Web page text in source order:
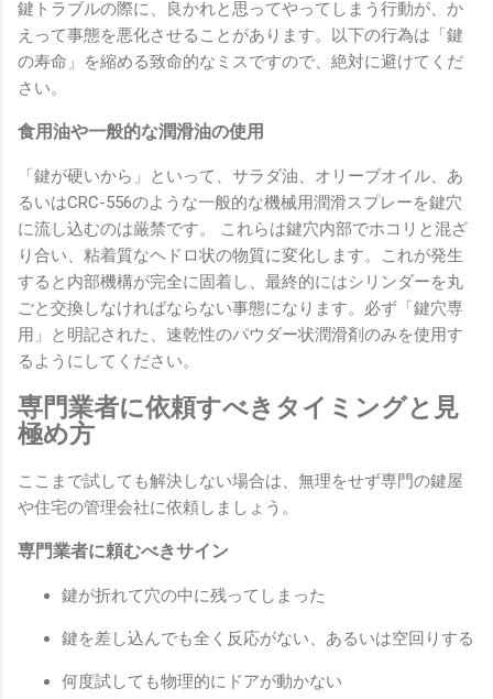
鍵トラブルの際に、良かれと思ってやってしまう行動が、か
えって事態を悪化させることがあります。以下の行為は「鍵
の寿命」を縮める致命的なミスですので、絶対に避けてくだ
さい。
食用油や一般的な潤滑油の使用
「鍵が硬いから」といって、サラダ油、オリーブオイル、あ
るいはCRC-556のような一般的な機械用潤滑スプレーを鍵穴
に流し込むのは厳禁です。 これらは鍵穴内部でホコリと混ざ
り合い、粘着質なヘドロ状の物質に変化します。これが発生
すると内部機構が完全に固着し、最終的にはシリンダーを丸
ごと交換しなければならない事態になります。必ず「鍵穴専
用」と明記された、速乾性のパウダー状潤滑剤のみを使用す
るようにしてください。
専門業者に依頼すべきタイミングと見
極め方
ここまで試しても解決しない場合は、無理をせず専門の鍵屋
や住宅の管理会社に依頼しましょう。
専門業者に頼むべきサイン
鍵が折れて穴の中に残ってしまった
鍵を差し込んでも全く反応がない、あるいは空回りする
何度試しても物理的にドアが動かない